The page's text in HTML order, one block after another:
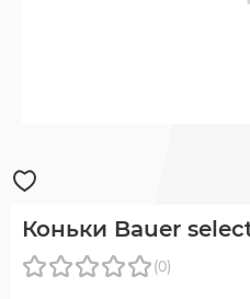
Коньки Bauer select
(0)